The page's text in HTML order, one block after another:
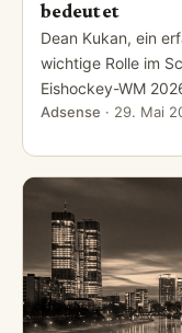
bedeutet
Dean Kukan, ein
wichtige Rolle im
Eishockey-WM
Adsense · 29. Mai